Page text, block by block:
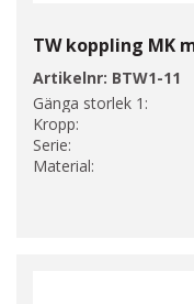
TW koppling MK
Artikelnr: BTW1-11
Gänga storlek 1:
Kropp:
Serie:
Material: